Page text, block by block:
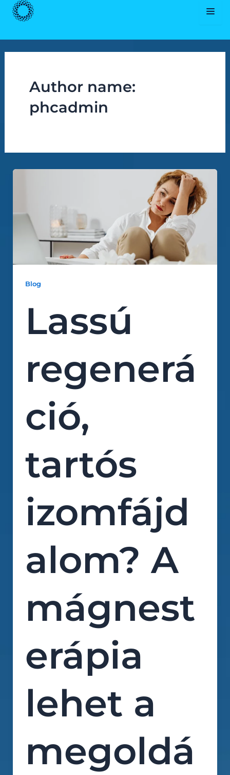
Skip
Author name:
phcadmin
Blog
Lassú
regenerá
ció,
tartós
izomfájd
alom? A
mágnest
erápia
lehet a
megoldá
Post
pagination